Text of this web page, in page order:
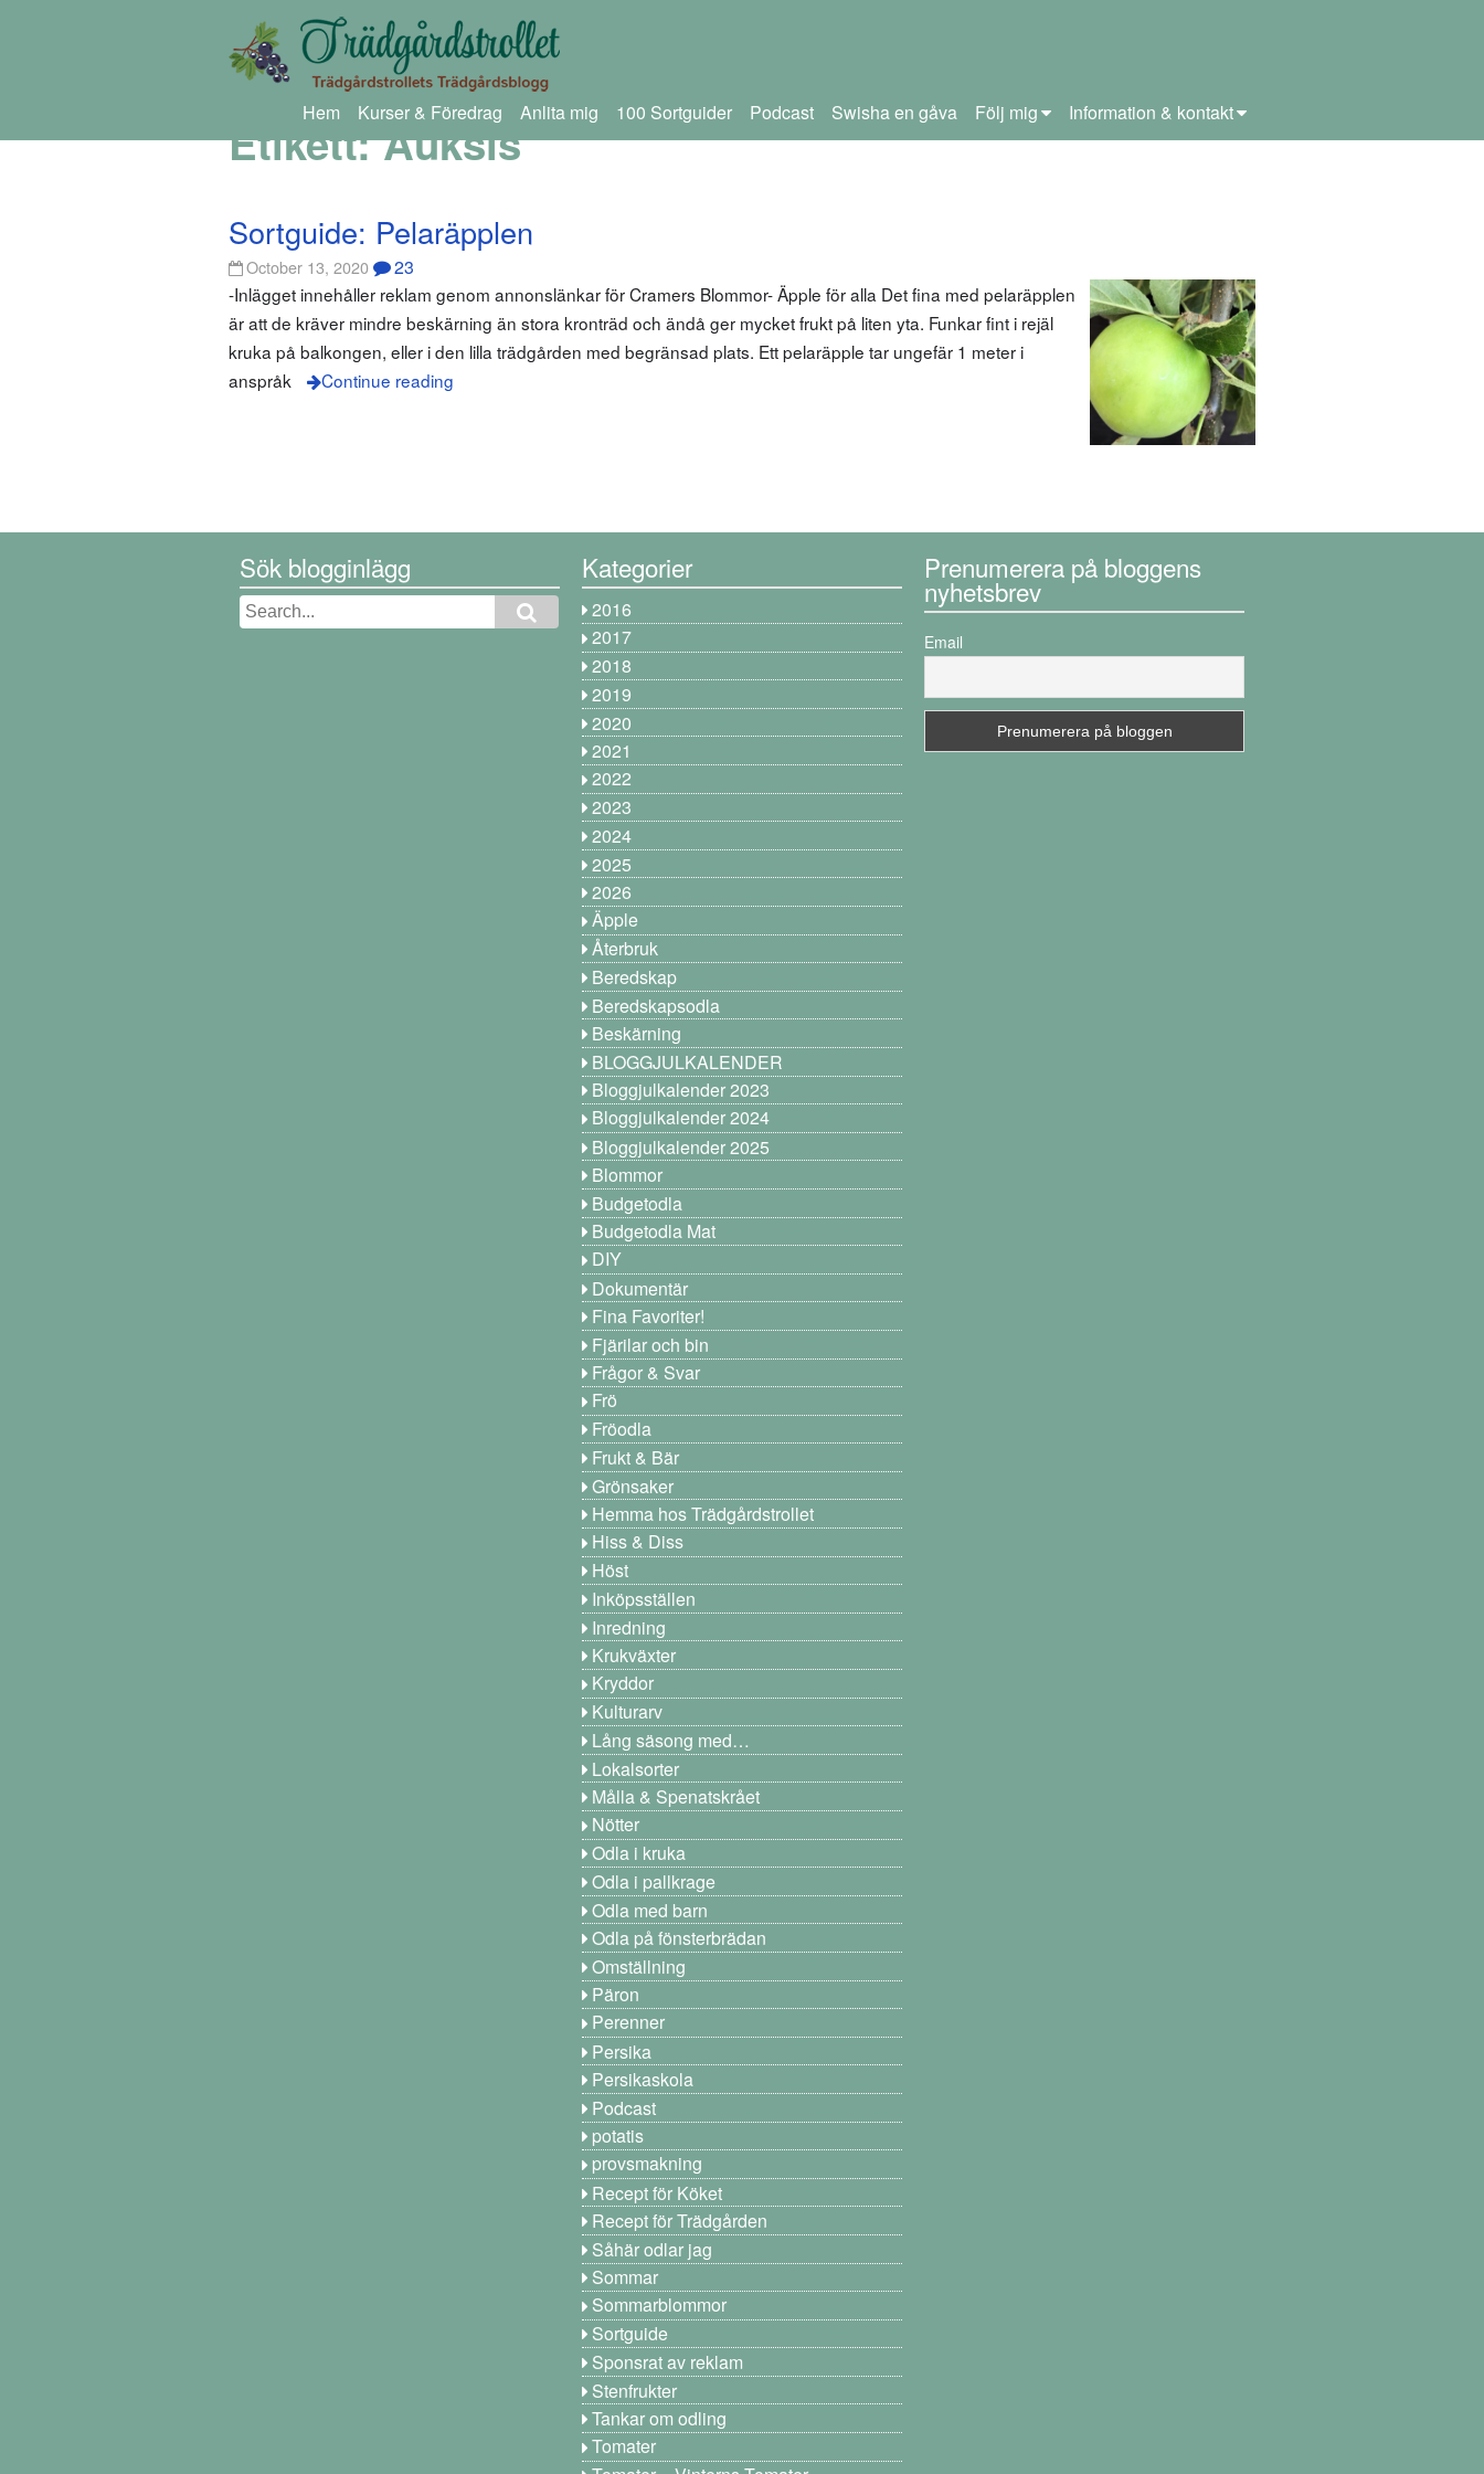
Hem Kurser & Föredrag Anlita mig 100 Sortguider Podcast Swisha en gåva Följ mig Information & kontakt
Etikett:Auksis
Sortguide: Pelaräpplen
October 13, 2020 23
-Inlägget innehåller reklam genom annonslänkar för Cramers Blommor- Äpple för alla Det fina med pelaräpplen
är att de kräver mindre beskärning än stora kronträd och ändå ger mycket frukt på liten yta. Funkar fint i rejäl
kruka på balkongen, eller i den lilla trädgården med begränsad plats. Ett pelaräpple tar ungefär 1 meter i
anspråk
Continue reading
Sök blogginlägg Kategorier
2016
2017
2018
2019
2020
2021
2022
2023
2024
2025
2026
Äpple
Återbruk
Beredskap
Beredskapsodla
Beskärning
BLOGGJULKALENDER
Bloggjulkalender 2023
Bloggjulkalender 2024
Bloggjulkalender 2025
Blommor
Budgetodla
Budgetodla Mat
DIY
Dokumentär
Fina Favoriter!
Fjärilar och bin
Frågor & Svar
Frö
Fröodla
Frukt & Bär
Grönsaker
Hemma hos Trädgårdstrollet
Hiss & Diss
Höst
Inköpsställen
Inredning
Krukväxter
Kryddor
Kulturarv
Lång säsong med…
Lokalsorter
Målla & Spenatskrået
Nötter
Odla i kruka
Odla i pallkrage
Odla med barn
Odla på fönsterbrädan
Omställning
Päron
Perenner
Persika
Persikaskola
Podcast
potatis
provsmakning
Recept för Köket
Recept för Trädgården
Såhär odlar jag
Sommar
Sommarblommor
Sortguide
Sponsrat av reklam
Stenfrukter
Tankar om odling
Tomater
Prenumerera på bloggens
nyhetsbrev
Email